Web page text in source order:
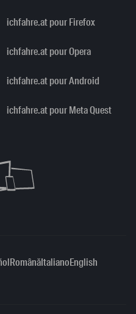
ichfahre.at pour Firefox
ichfahre.at pour Opera
ichfahre.at pour Android
ichfahre.at pour Meta Quest
RomânăItalianoEnglish